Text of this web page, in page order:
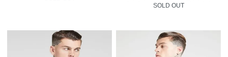
SOLD OUT